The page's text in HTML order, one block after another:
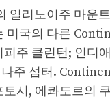
일리노이주 마운
미국의 다른
주 클린턴; 인디
주 섬터.
시, 에콰도르의